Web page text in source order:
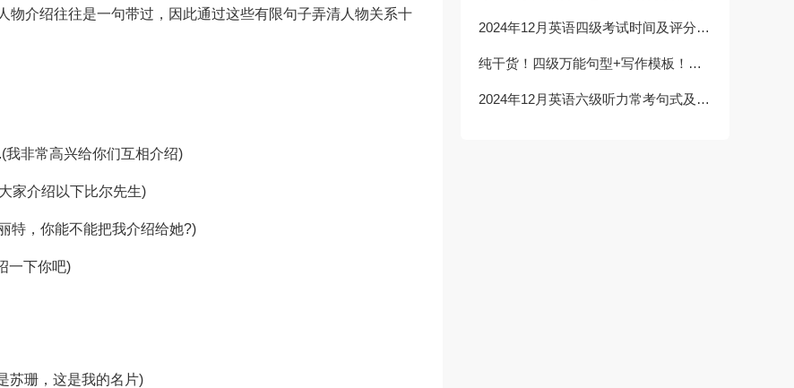
物介绍往往是一句带过，因此通过这些有限句子弄清人物关系十
我非常高兴给你们互相介绍)
家介绍以下比尔先生)
特，你能不能把我介绍给她?)
一下你吧)
苏珊，这是我的名片)
2024年12月英语四级考试时间及评分标准
纯干货！四级万能句型+写作模板！！考前背这一篇就够了！
2024年12月英语六级听力常考句式及短语：告别辞